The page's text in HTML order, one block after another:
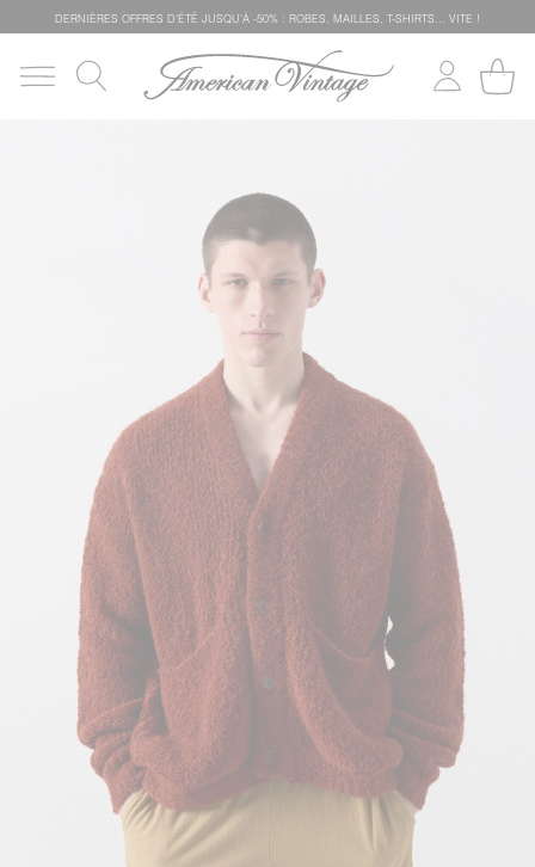
DERNIÈRES OFFRES D'ÉTÊ JUSQU'À -50% : ROBES, MAILLES, T-SHIRTS... VITE !